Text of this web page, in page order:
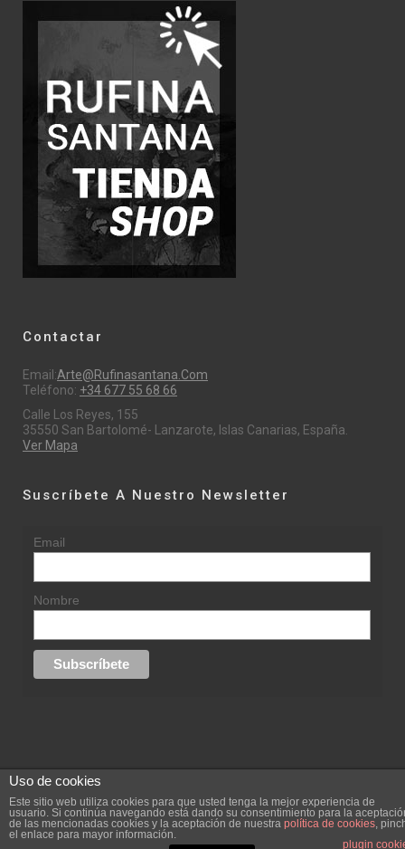
Contactar
Email:Arte@rufinasantana.com
Teléfono: +34 677 55 68 66
Calle Los Reyes, 155
35550 San Bartolomé- Lanzarote, Islas Canarias, España.
Ver Mapa
Suscríbete A Nuestro Newsletter
Email
Nombre
replica rolex datejust replica rolex day date
Creada por
Uso de cookies
Este sitio web utiliza cookies para que usted tenga la mejor experiencia de
usuario. Si continúa navegando está dando su consentimiento para la
de las mencionadas cookies y la aceptación de nuestra política de cookies,
el enlace para mayor información.
plugin